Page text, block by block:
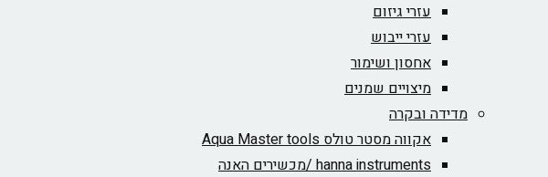
עזרי גיזום
עזרי ייבוש
אחסון ושימור
מיצויים שמנים
מדידה ובקרה
אקווה מסטר טולס Aqua Master tools
hanna instruments /מכשירים האנה